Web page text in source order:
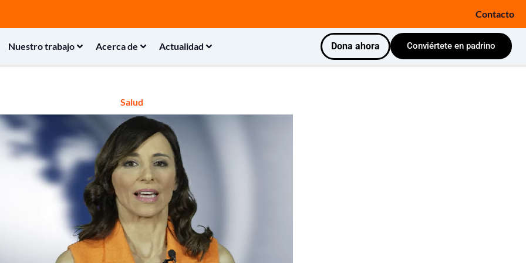
Contacto
Nuestro trabajo Acerca de Actualidad Dona ahora Conviértete en padrino
Salud